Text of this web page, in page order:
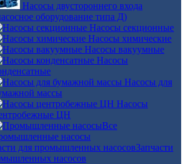
Насосы двустороннего входа
оборудование типа Д)
Насосы секционные
Насосы химические
Насосы вакуумные
Насосы
Насосы для
массы
Насосы
ЦН
Все
насосы
Запчасти
насосов